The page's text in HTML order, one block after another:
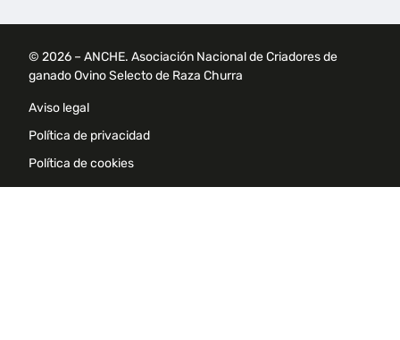
© 2026 – ANCHE. Asociación Nacional de Criadores de
ganado Ovino Selecto de Raza Churra
Aviso legal
Política de privacidad
Política de cookies